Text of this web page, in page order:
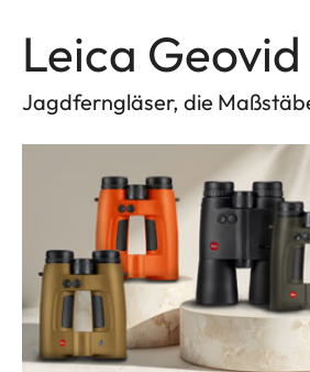
Leica Geovid
Jagdferngläser, die